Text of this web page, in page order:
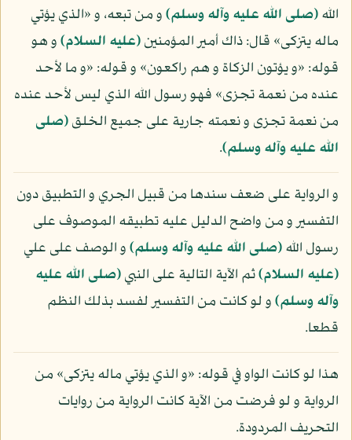
الله(صلى الله عليه وآله وسلم)و من تبعه، و «الذي يؤتي
ماله يتزكى» قال: ذاك أمير المؤمنين(عليه السلام)و هو
قوله: «و يؤتون الزكاة و هم راكعون» و قوله: «و ما لأحد
عنده من نعمة تجزى» فهو رسول الله الذي ليس لأحد عنده
من نعمة تجزى و نعمته جارية على جميع الخلق(صلى
الله عليه وآله وسلم).
و الرواية على ضعف سندها من قبيل الجري و التطبيق دون
التفسير و من واضح الدليل عليه تطبيقه الموصوف على
رسول الله(صلى الله عليه وآله وسلم)و الوصف على علي
(عليه السلام)ثم الآية التالية على النبي(صلى الله عليه
وآله وسلم)و لو كانت من التفسير لفسد بذلك النظم
قطعا.
هذا لو كانت الواو في قوله: «و الذي يؤتي ماله يتزكى» من
الرواية و لو فرضت من الآية كانت الرواية من روايات
التحريف المردودة.